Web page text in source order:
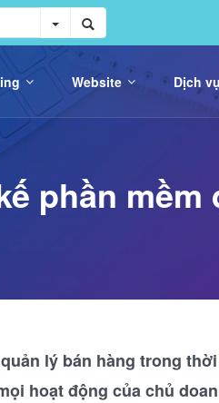
Website Dịch vụ
phần
lý bán hàng trong
hoạt động của chủ